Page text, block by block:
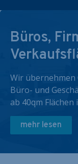
Büros,
Wir
Büro- und
ab 40qm Flächen
mehr lesen